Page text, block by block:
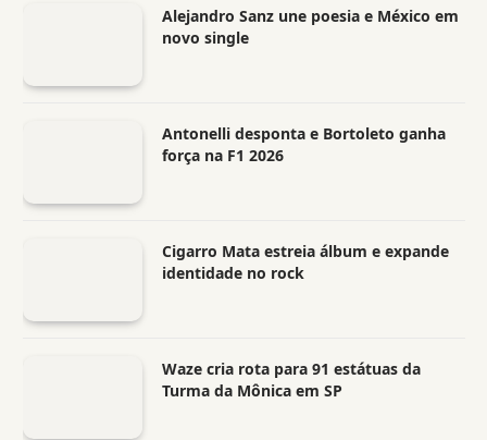
Alejandro Sanz une poesia e México em
novo single
Antonelli desponta e Bortoleto ganha
força na F1 2026
Cigarro Mata estreia álbum e expande
identidade no rock
Waze cria rota para 91 estátuas da
Turma da Mônica em SP